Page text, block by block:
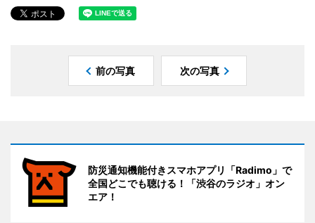
前の写真 次の写真
防災通知機能付きスマホアプリ「Radimo」で
全国どこでも聴ける！「渋谷のラジオ」オン
エア！